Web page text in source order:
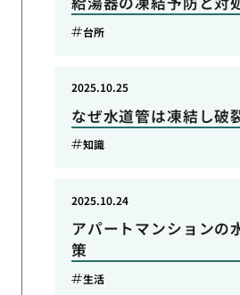
台所
なぜ水道管は凍結し破
2025.10.25
知識
アパートマンションの
策
2025.10.24
生活